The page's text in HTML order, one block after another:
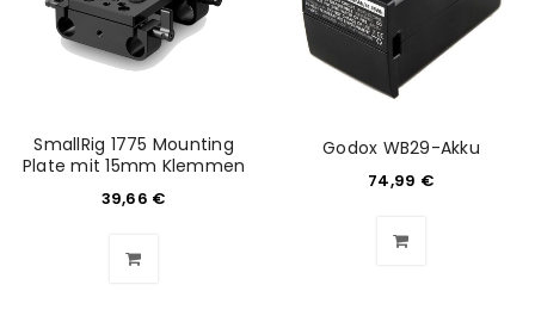
ANMELDEN
Benutzername oder E-Mail-Adresse
SmallRig 1775 Mounting
Plate mit 15mm Klemmen
39,66 €
Godox WB29-Akku
74,99 €